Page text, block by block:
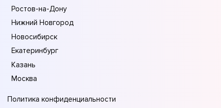
Ростов-на-Дону
Нижний Новгород
Новосибирск
Екатеринбург
Казань
Москва
Политика конфиденциальности